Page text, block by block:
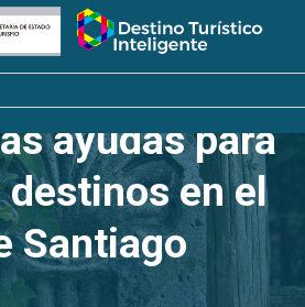
ayudas para
en el
Santiago